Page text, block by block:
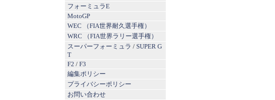
フォーミュラE
MotoGP
WEC （FIA世界耐久選手権）
WRC （FIA世界ラリー選手権）
スーパーフォーミュラ / SUPER G
T
F2 / F3
編集ポリシー
プライバシーポリシー
お問い合わせ